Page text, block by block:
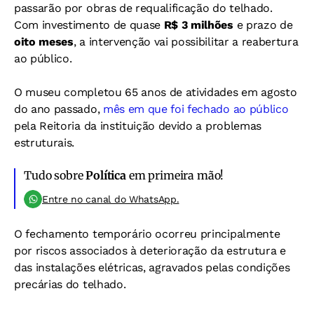
passarão por obras de requalificação do telhado.
Com investimento de quase R$ 3 milhões e prazo de
oito meses, a intervenção vai possibilitar a reabertura
ao público.
O museu completou 65 anos de atividades em agosto
do ano passado,mês em que foi fechado ao público
pela Reitoria da instituição devido a problemas
estruturais.
Tudo sobrePolítica em primeira mão!
Entre no canal do WhatsApp.
O fechamento temporário ocorreu principalmente
por riscos associados à deterioração da estrutura e
das instalações elétricas, agravados pelas condições
precárias do telhado.